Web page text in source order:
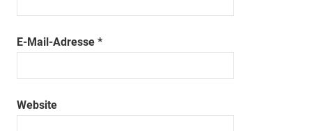
E-Mail-Adresse *
Website